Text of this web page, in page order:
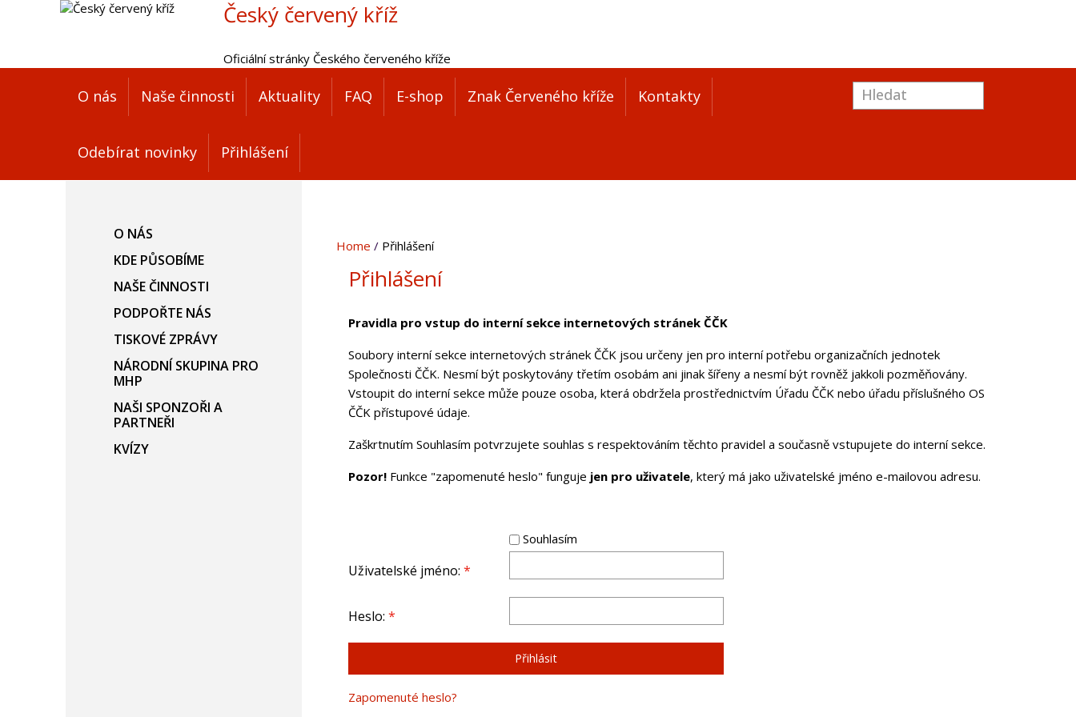
Český červený kříž
Oficiální stránky Českého červeného kříže
O nás Naše činnosti Aktuality FAQ E-shop Znak Červeného kříže Kontakty
Odebírat novinky Přihlášení
Home Přihlášení
Přihlášení
Pravidla pro vstup do interní sekce internetových stránek ČČK
Soubory interní sekce internetových stránek ČČK jsou určeny jen pro interní potřebu organizačních jednotek
Společnosti ČČK. Nesmí být poskytovány třetím osobám ani jinak šířeny a nesmí být rovněž jakkoli pozměňovány.
Vstoupit do interní sekce může pouze osoba, která obdržela prostřednictvím Úřadu ČČK nebo úřadu příslušného OS
ČČK přístupové údaje.
Zaškrtnutím Souhlasím potvrzujete souhlas s respektováním těchto pravidel a současně vstupujete do interní sekce.
Pozor!Funkce "zapomenuté heslo" funguje jen pro uživatele, který má jako uživatelské jméno e-mailovou adresu.
Souhlasím
Uživatelské jméno: *
Heslo: *
Zapomenuté heslo?
O NÁS
KDE PŮSOBÍME
NAŠE ČINNOSTI
PODPOŘTE NÁS
TISKOVÉ ZPRÁVY
NÁRODNÍ SKUPINA PRO
MHP
NAŠI SPONZOŘI A
PARTNEŘI
KVÍZY